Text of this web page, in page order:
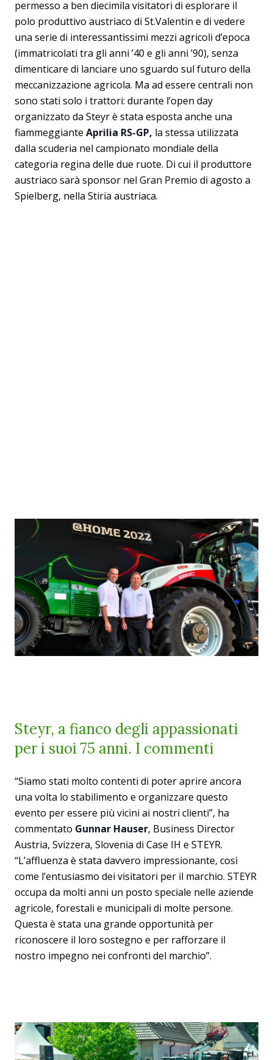
permesso a ben diecimila visitatori di esplorare il
polo produttivo austriaco di St.Valentin e di vedere
una serie di interessantissimi mezzi agricoli d’epoca
(immatricolati tra gli anni ’40 e gli anni ’90), senza
dimenticare di lanciare uno sguardo sul futuro della
meccanizzazione agricola. Ma ad essere centrali non
sono stati solo i trattori: durante l’open day
organizzato da Steyr è stata esposta anche una
fiammeggiante Aprilia RS-GP, la stessa utilizzata
dalla scuderia nel campionato mondiale della
categoria regina delle due ruote. Di cui il produttore
austriaco sarà sponsor nel Gran Premio di agosto a
Spielberg, nella Stiria austriaca.
Steyr, a fianco degli appassionati
per i suoi 75 anni. I commenti
“Siamo stati molto contenti di poter aprire ancora
una volta lo stabilimento e organizzare questo
evento per essere più vicini ai nostri clienti”, ha
commentato Gunnar Hauser, Business Director
Austria, Svizzera, Slovenia di Case IH e STEYR.
“L’affluenza è stata davvero impressionante, così
come l’entusiasmo dei visitatori per il marchio. STEYR
occupa da molti anni un posto speciale nelle aziende
agricole, forestali e municipali di molte persone.
Questa è stata una grande opportunità per
riconoscere il loro sostegno e per rafforzare il
nostro impegno nei confronti del marchio”.